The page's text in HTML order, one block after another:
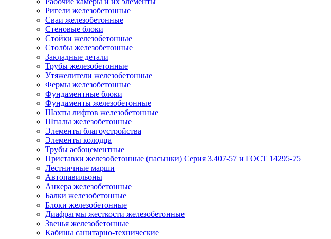
Ригели железобетонные
Сваи железобетонные
Стеновые блоки
Стойки железобетонные
Столбы железобетонные
Закладные детали
Трубы железобетонные
Утяжелители железобетонные
Фермы железобетонные
Фундаментные блоки
Фундаменты железобетонные
Шахты лифтов железобетонные
Шпалы железобетонные
Элементы благоустройства
Элементы колодца
Трубы асбоцементные
Приставки железобетонные (пасынки) Серия 3.407-57 и ГОСТ 14295-75
Лестничные марши
Автопавильоны
Анкера железобетонные
Балки железобетонные
Блоки железобетонные
Диафрагмы жесткости железобетонные
Звенья железобетонные
Кабины санитарно-технические